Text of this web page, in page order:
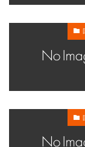
ファンワーク
フロンティア
ブラッド・ル
ファーストサ